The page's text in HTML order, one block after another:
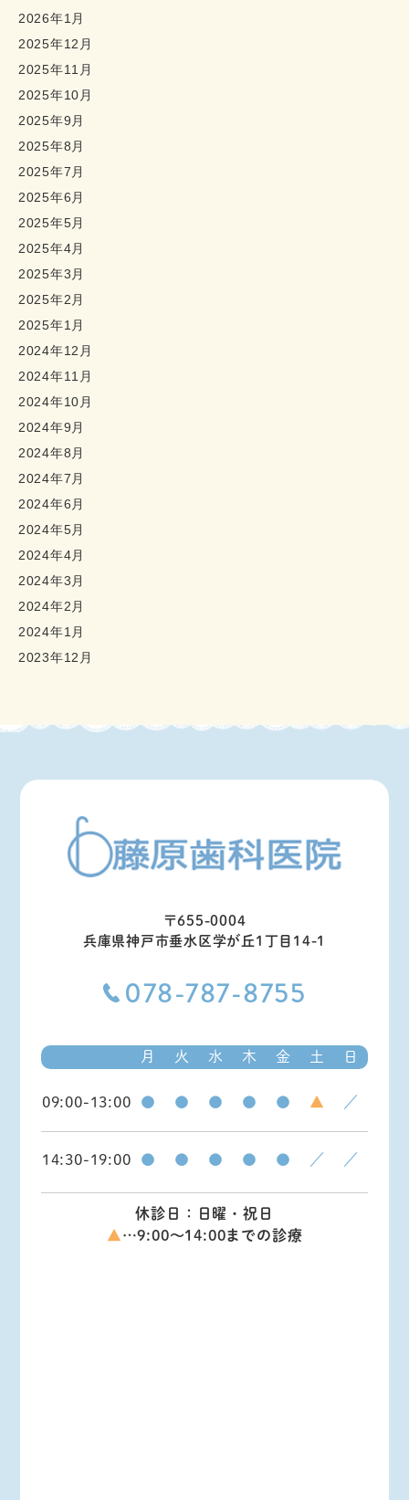
2026年1月
2025年12月
2025年11月
2025年10月
2025年9月
2025年8月
2025年7月
2025年6月
2025年5月
2025年4月
2025年3月
2025年2月
2025年1月
2024年12月
2024年11月
2024年10月
2024年9月
2024年8月
2024年7月
2024年6月
2024年5月
2024年4月
2024年3月
2024年2月
2024年1月
2023年12月
〒655-0004
兵庫県神戸市垂水区学が丘1丁目14-1
078-787-8755
月 火 水 木 金 土 日
09:00-13:00 ● ● ● ● ● ▲ ／
14:30-19:00 ● ● ● ● ● ／ ／
休診日：日曜・祝日
▲ …9:00～14:00までの診療